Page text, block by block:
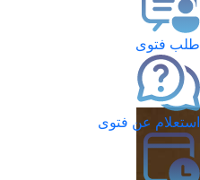
طلب فتوى
استعلام عن فتوى